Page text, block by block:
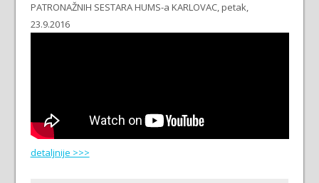
PATRONAŽNIH SESTARA HUMS-a KARLOVAC, petak,
23.9.2016
detaljnije >>>